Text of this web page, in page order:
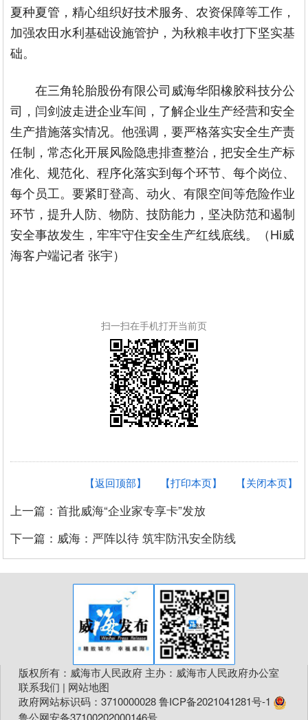
夏种夏管，精心组织好技术服务、农资保障等工作，
加强农田水利基础设施管护，为秋粮丰收打下坚实基
础。
在三角轮胎股份有限公司威海华阳橡胶科技分公
司，闫剑波走进企业车间，了解企业生产经营和安全
生产措施落实情况。他强调，要严格落实安全生产责
任制，常态化开展风险隐患排查整治，把安全生产标
准化、规范化、程序化落实到每个环节、每个岗位、
每个员工。要紧盯登高、动火、有限空间等危险作业
环节，提升人防、物防、技防能力，坚决防范和遏制
安全事故发生，牢牢守住安全生产红线底线。（Hi威
海客户端记者 张宇）
扫一扫在手机打开当前页
【关闭本页】
【打印本页】
【返回顶部】
上一篇：首批威海“企业家专享卡”发放
下一篇：威海：严阵以待 筑牢防汛安全防线
版权所有：威海市人民政府 主办：威海市人民政府办公室
联系我们 | 网站地图
政府网站标识码：3710000028鲁ICP备2021041281号-1
鲁公网安备37100202000146号